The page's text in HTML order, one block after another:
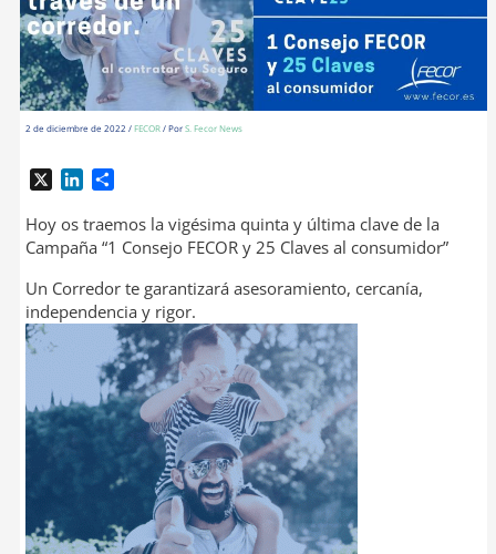
2 de diciembre de 2022 /FECOR/ PorS. Fecor News
n
k
d
I
m
p
r
t
i
r
Hoy os traemos la vigésima quinta y última clave de la
Campaña “1 Consejo FECOR y 25 Claves al consumidor”
Un Corredor te garantizará asesoramiento, cercanía,
independencia y rigor.